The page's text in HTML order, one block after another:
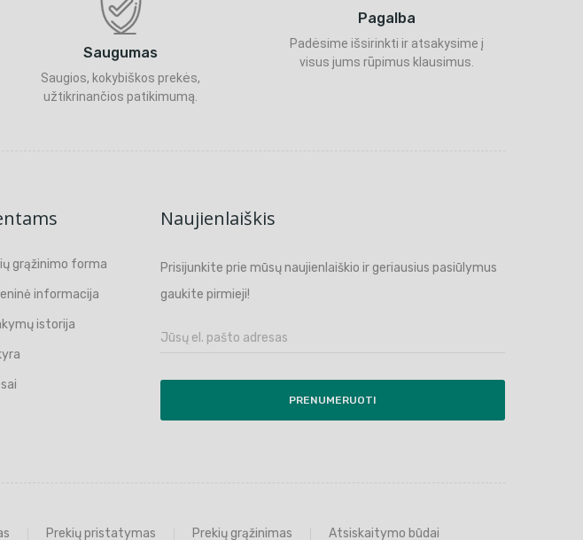
Saugumas
Saugios, kokybiškos prekės,
užtikrinančios patikimumą.
Pagalba
Padėsime išsirinkti ir atsakysime į
visus jums rūpimus klausimus.
grąžinimo forma
informacija
istorija
Naujienlaiškis
Prisijunkite prie mūsų naujienlaiškio ir geriausius pasiūlymus
gaukite pirmieji!
PRENUMERUOTI
Prekių pristatymas Prekių grąžinimas Atsiskaitymo būdai